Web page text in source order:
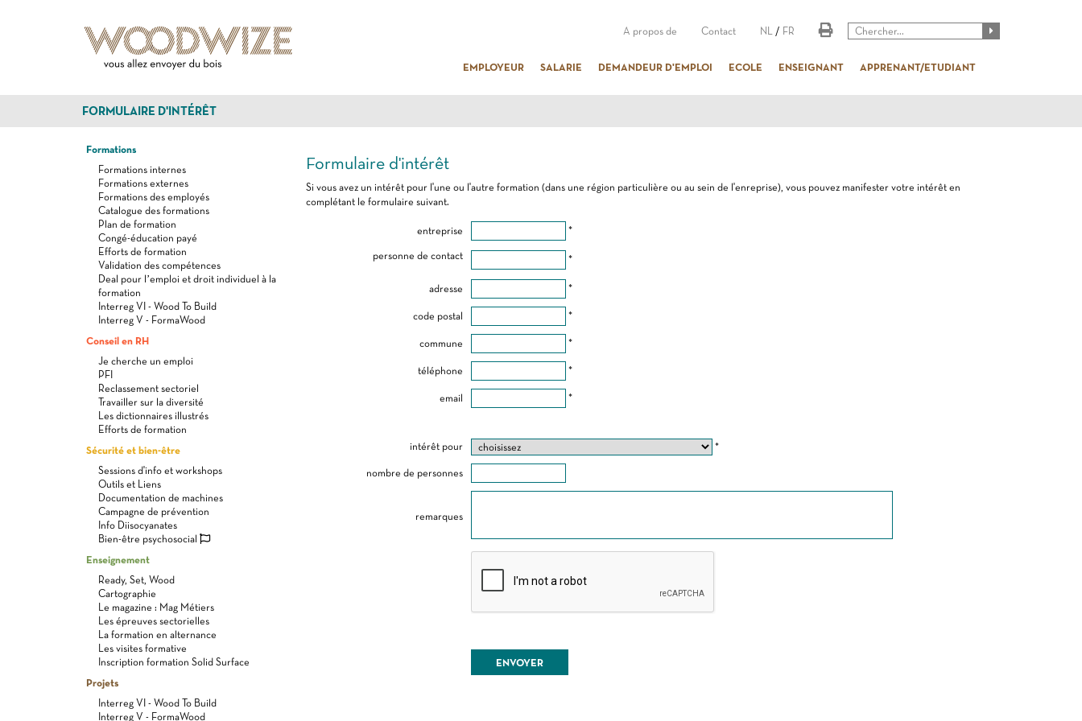
A propos de Contact NL / FR
EMPLOYEUR SALARIE DEMANDEUR D'EMPLOI ECOLE ENSEIGNANT APPRENANT/ETUDIANT
FORMULAIRE D'INTÉRÊT
Formations
Formations internes
Formations externes
Formations des employés
Catalogue des formations
Plan de formation
Congé-éducation payé
Efforts de formation
Validation des compétences
Deal pour l’emploi et droit individuel à la
formation
Interreg VI - Wood To Build
Interreg V - FormaWood
Conseil en RH
Je cherche un emploi
PFI
Reclassement sectoriel
Travailler sur la diversité
Les dictionnaires illustrés
Efforts de formation
Sécurité et bien-être
Sessions d'info et workshops
Outils et Liens
Documentation de machines
Campagne de prévention
Info Diisocyanates
Bien-être psychosocial
Enseignement
Ready, Set, Wood
Cartographie
Le magazine : Mag Métiers
Les épreuves sectorielles
La formation en alternance
Les visites formative
Inscription formation Solid Surface
Projets
Interreg VI - Wood To Build
Interreg V - FormaWood
Formulaire d'intérêt
Si vous avez un intérêt pour l'une ou l'autre formation (dans une région particulière ou au sein de l'enreprise), vous pouvez manifester votre intérêt en
complétant le formulaire suivant.
entreprise *
personne de contact *
adresse *
code postal *
commune *
téléphone *
email *
intérêt pour *
nombre de personnes
remarques